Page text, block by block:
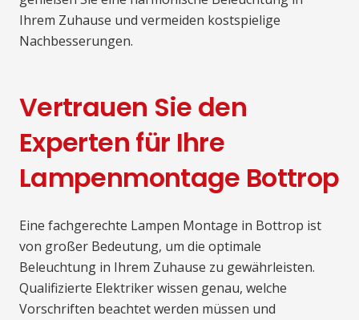
Ihrem Zuhause und vermeiden kostspielige
Nachbesserungen.
Vertrauen Sie den
Experten für Ihre
Lampenmontage Bottrop
Eine fachgerechte Lampen Montage in Bottrop ist
von großer Bedeutung, um die optimale
Beleuchtung in Ihrem Zuhause zu gewährleisten.
Qualifizierte Elektriker wissen genau, welche
Vorschriften beachtet werden müssen und